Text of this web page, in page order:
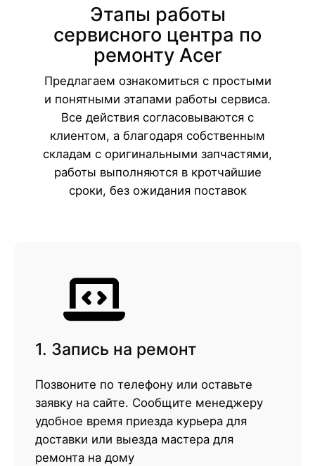
Этапы работы
сервисного центра по
ремонту Acer
Предлагаем ознакомиться с простыми
и понятными этапами работы сервиса.
Все действия согласовываются с
клиентом, а благодаря собственным
складам с оригинальными запчастями,
работы выполняются в кротчайшие
сроки, без ожидания поставок
1. Запись на ремонт
Позвоните по телефону или оставьте
заявку на сайте. Сообщите менеджеру
удобное время приезда курьера для
доставки или выезда мастера для
ремонта на дому